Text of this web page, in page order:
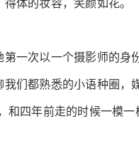
体的妆容，笑颜如花。
一次以一个摄影师的身
们都熟悉的小语种圈，
和四年前走的时候一模